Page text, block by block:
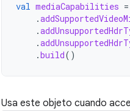
val mediaCapabilities =
.
.
.
.build()
Usa este objeto cuando